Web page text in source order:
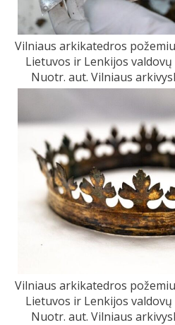
Vilniaus arkikatedros
Lietuvos ir Lenkijos
Nuotr. aut. Vilniaus
Vilniaus arkikatedros
Lietuvos ir Lenkijos
Nuotr. aut. Vilniaus